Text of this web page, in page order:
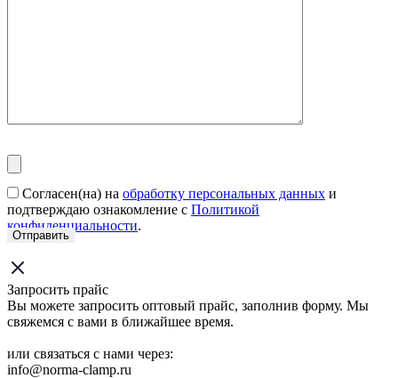
Согласен(на) на обработку персональных данных и
подтверждаю ознакомление с Политикой
конфиденциальности.
Запросить прайс
Вы можете запросить оптовый прайс, заполнив форму. Мы
свяжемся с вами в ближайшее время.
или связаться с нами через:
info@norma-clamp.ru